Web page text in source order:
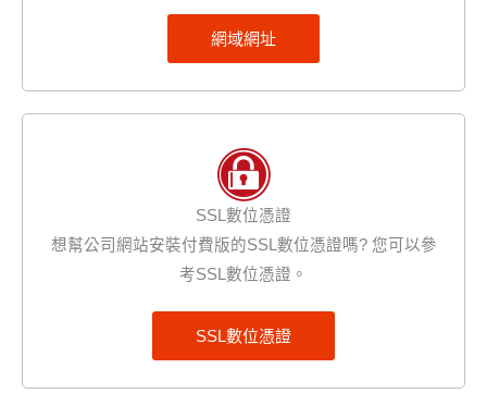
網域網址
SSL數位憑證
想幫公司網站安裝付費版的SSL數位憑證嗎? 您可以參
考SSL數位憑證。
SSL數位憑證